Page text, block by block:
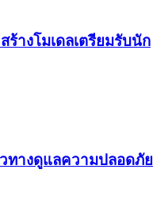
ร้างโมเดลเตรียมรับนัก
ทางดูแลความปลอดภัย